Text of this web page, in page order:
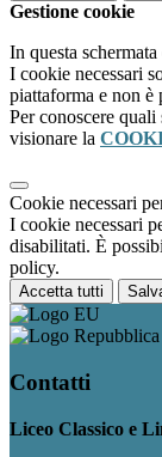
Gestione cookie
In questa
I cookie necessari
piattaforma e non è
Per conoscere
visionare la
Cookie necessari
I cookie necessari
disabilitati. È
policy.
Accetta tutti
Contatti
Liceo Classico e